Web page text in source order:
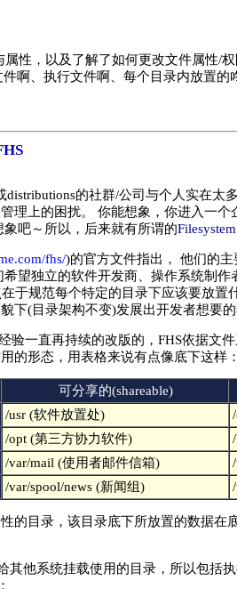
性，以及了解了如何更改文件属性/
啊、执行文件啊、每个目录内放置
distributions的社群/公司与个人实在太
理上的困扰。 你能想象，你进入一
吧～所以，后来就有所谓的
fhs/)的官方文件指出， 他们的主
希望独立的软件开发商、操作系统制
于规范每个特定的目录下应该要放
下(目录架构不变)发展出开发者想要的
验一直再持续的改版的，FHS依据文
的形态，用表格来说有点像底下这样：
可分享的(shareable)
/usr (软件放置处)
/opt (第三方协力软件)
/var/mail (使用者邮件信箱)
/var/spool/news (新闻组)
的目录，该目录底下所放置的数据
其他系统挂载使用的目录，所以包括